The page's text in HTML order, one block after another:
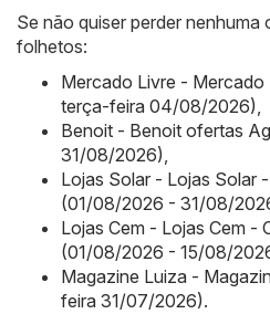
Se não quiser perder
folhetos:
Mercado Livre -
terça-feira 04/08/2026),
Benoit - Benoit ofertas
31/08/2026),
Lojas Solar - Lojas Solar
(01/08/2026 - 31/08/
Lojas Cem - Lojas Cem -
(01/08/2026 - 15/08/
Magazine Luiza -
feira 31/07/2026).